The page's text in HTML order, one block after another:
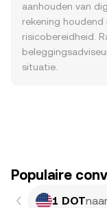
aanhouden van
rekening
risicobereidheid.
situatie.
Populaire
1 DOTnaar